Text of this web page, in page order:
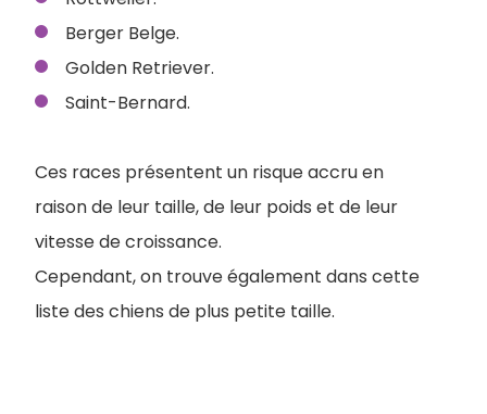
Berger Belge.
Golden Retriever.
Saint-Bernard.
Ces races présentent un risque accru en
raison de leur taille, de leur poids et de leur
vitesse de croissance.
Cependant, on trouve également dans cette
liste des chiens de plus petite taille.